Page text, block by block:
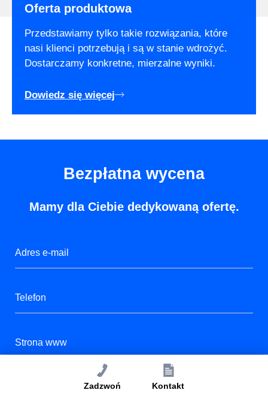
Oferta produktowa
Przedstawiamy tylko takie rozwiązania, które
nasi klienci potrzebują i są w stanie wdrożyć.
Dostarczamy konkretne, mierzalne wyniki.
Dowiedz się więcej
Bezpłatna wycena
Mamy dla Ciebie dedykowaną ofertę.
Zadzwoń Kontakt